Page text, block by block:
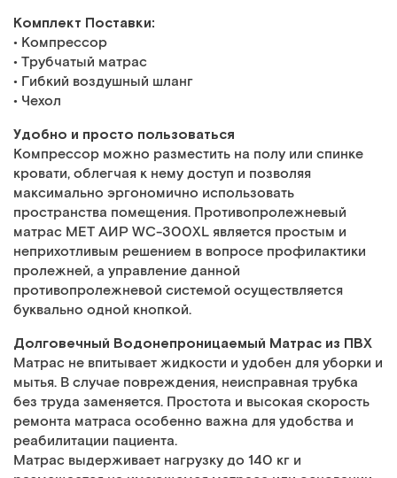
Комплект Поставки:
• Компрессор
• Трубчатый матрас
• Гибкий воздушный шланг
• Чехол
Удобно и просто пользоваться
Компрессор можно разместить на полу или спинке
кровати, облегчая к нему доступ и позволяя
максимально эргономично использовать
пространства помещения. Противопролежневый
матрас MET АИР WC-300XL является простым и
неприхотливым решением в вопросе профилактики
пролежней, а управление данной
противопролежневой системой осуществляется
буквально одной кнопкой.
Долговечный Водонепроницаемый Матрас из ПВХ
Матрас не впитывает жидкости и удобен для уборки и
мытья. В случае повреждения, неисправная трубка
без труда заменяется. Простота и высокая скорость
ремонта матраса особенно важна для удобства и
реабилитации пациента.
Матрас выдерживает нагрузку до 140 кг и